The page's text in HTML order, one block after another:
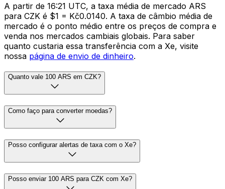
A partir de 16:21 UTC, a taxa média de mercado ARS
para CZK é $1 = Kč0.0140. A taxa de câmbio média de
mercado é o ponto médio entre os preços de compra e
venda nos mercados cambiais globais. Para saber
quanto custaria essa transferência com a Xe, visite
nossa página de envio de dinheiro.
Quanto vale 100 ARS em CZK?
Como faço para converter moedas?
Posso configurar alertas de taxa com o Xe?
Posso enviar 100 ARS para CZK com Xe?